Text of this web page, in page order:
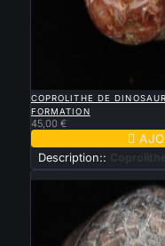
COPROLITHE DE
FORMATION
45,00 €

Description::
Nouveau